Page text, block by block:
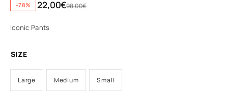
-78% 98,00€
22,00€
Iconic Pants
SIZE
Large Medium Small